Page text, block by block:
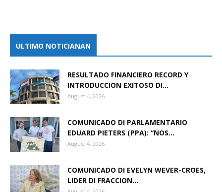
ULTIMO NOTICIANAN
RESULTADO FINANCIERO RECORD Y
INTRODUCCION EXITOSO DI...
August 4, 2026
COMUNICADO DI PARLAMENTARIO
EDUARD PIETERS (PPA): “NOS...
August 4, 2026
COMUNICADO DI EVELYN WEVER-CROES,
LIDER DI FRACCION...